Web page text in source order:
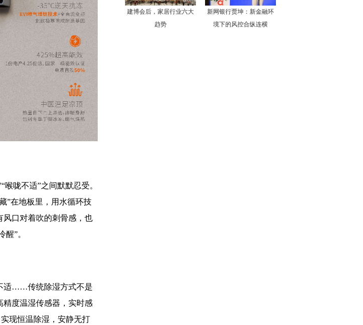
咙不适”之间默默忍受。
”在地板里，用水循环技
口对着吹的刺骨感，也
”。
适……传统除湿方式不是
精度温湿传感器，实时感
现恒温除湿，安静无打
建博会后，家居行业六大
趋势
新网银行贾坤：新金融环
境下的风控合纵连横